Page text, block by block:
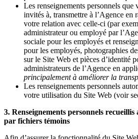
Les renseignements personnels que
invités à, transmettre à l’Agence en
votre relation avec celle-ci (par
administrateur ou employé par
sociale pour les employés et
pour les employés, photographies
sur le Site Web et pièces d’identité
administrateurs de l’Agence en
principalement à améliorer la
Les renseignements personnels
votre utilisation du Site Web (voir
3. Renseignements personnels
par fichiers témoins